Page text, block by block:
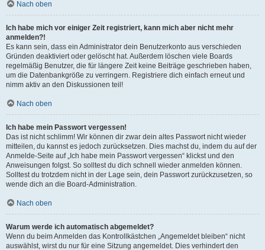
Nach oben
Ich habe mich vor einiger Zeit registriert, kann mich aber nicht mehr
anmelden?!
Es kann sein, dass ein Administrator dein Benutzerkonto aus verschieden
Gründen deaktiviert oder gelöscht hat. Außerdem löschen viele Boards
regelmäßig Benutzer, die für längere Zeit keine Beiträge geschrieben haben,
um die Datenbankgröße zu verringern. Registriere dich einfach erneut und
nimm aktiv an den Diskussionen teil!
Nach oben
Ich habe mein Passwort vergessen!
Das ist nicht schlimm! Wir können dir zwar dein altes Passwort nicht wieder
mitteilen, du kannst es jedoch zurücksetzen. Dies machst du, indem du auf der
Anmelde-Seite auf „Ich habe mein Passwort vergessen“ klickst und den
Anweisungen folgst. So solltest du dich schnell wieder anmelden können.
Solltest du trotzdem nicht in der Lage sein, dein Passwort zurückzusetzen, so
wende dich an die Board-Administration.
Nach oben
Warum werde ich automatisch abgemeldet?
Wenn du beim Anmelden das Kontrollkästchen „Angemeldet bleiben“ nicht
auswählst, wirst du nur für eine Sitzung angemeldet. Dies verhindert den